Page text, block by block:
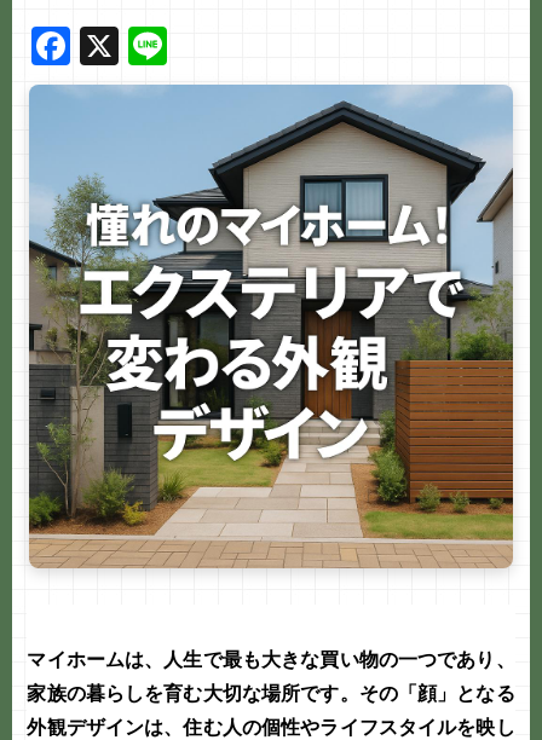
F
a
b
o
o
k
X
n
マイホームは、人生で最も大きな買い物の一つであり、
家族の暮らしを育む大切な場所です。その「顔」となる
外観デザインは、住む人の個性やライフスタイルを映し